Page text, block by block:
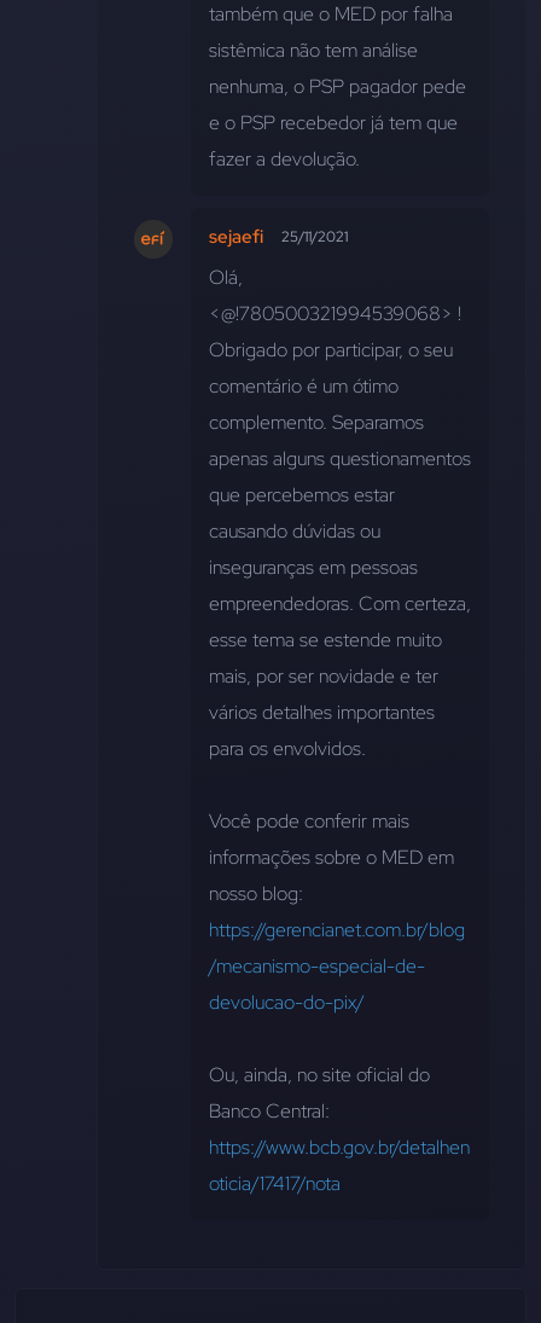
também que o MED por falha
sistêmica não tem análise
nenhuma, o PSP pagador pede
e o PSP recebedor já tem que
fazer a devolução.
sejaefi 25/11/2021
Olá,
<@!780500321994539068> !
Obrigado por participar, o seu
comentário é um ótimo
complemento. Separamos
apenas alguns questionamentos
que percebemos estar
causando dúvidas ou
inseguranças em pessoas
empreendedoras. Com certeza,
esse tema se estende muito
mais, por ser novidade e ter
vários detalhes importantes
para os envolvidos.
Você pode conferir mais
informações sobre o MED em
https://gerencianet.com.br/blog
/mecanismo-especial-de-
devolucao-do-pix/
Ou, ainda, no site oficial do
https://www.bcb.gov.br/detalhen
oticia/17417/nota